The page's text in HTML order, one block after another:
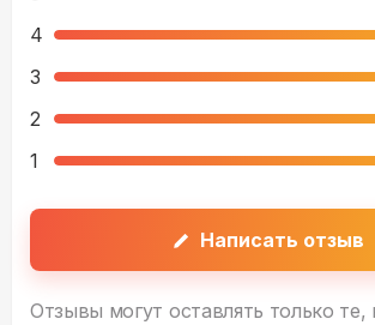
4
3
2
1
Написать отзыв
Отзывы могут оставлять только те,